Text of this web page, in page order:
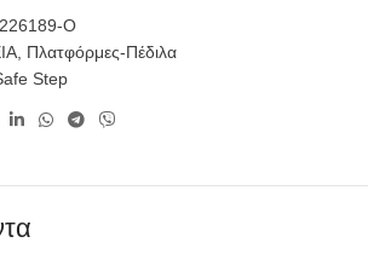
226189-Ο
Πλατφόρμες-Πέδιλα
Step